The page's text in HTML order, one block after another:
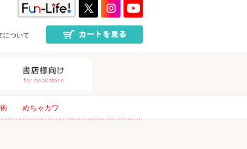
について
めちゃカワ